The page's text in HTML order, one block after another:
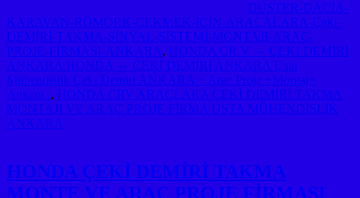
DUSTER-DACİA-
KARAVAN-RÖMORK-ÇEKMEK-İÇİN-ARAÇALARA-Çeki-
DEMİRİ-TAKMA-SİNYAL-SİSTEMİ-MONTAJI-ARAÇ-
PROJE-FİRMASI-ANKARA, HONDA CR V ⇔ ÇEKİ DEMİRİ
ANKARA HONDA ⇔ ÇEKİ DEMİRİ ANKARA Usta
Mühendislik Çeki Demiri ANKARA + Araç Proje +Montaj+
Ankara ., HONDA CRV ARAÇLARA ÇEKİ DEMİRİ TAKMA
MONTAJI VE ARAÇ PROJE FİRMA USTA MÜHENDİSLİK
ANKARA
HONDA ÇEKİ DEMİRİ TAKMA
MONTE VE ARAÇ PROJE FİRMASI